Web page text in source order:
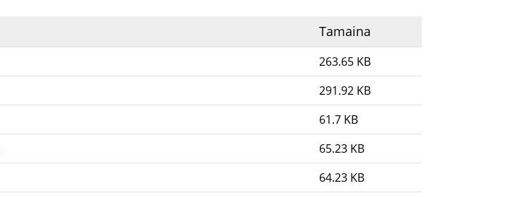
Tamaina
263.65 KB
291.92 KB
61.7 KB
65.23 KB
64.23 KB